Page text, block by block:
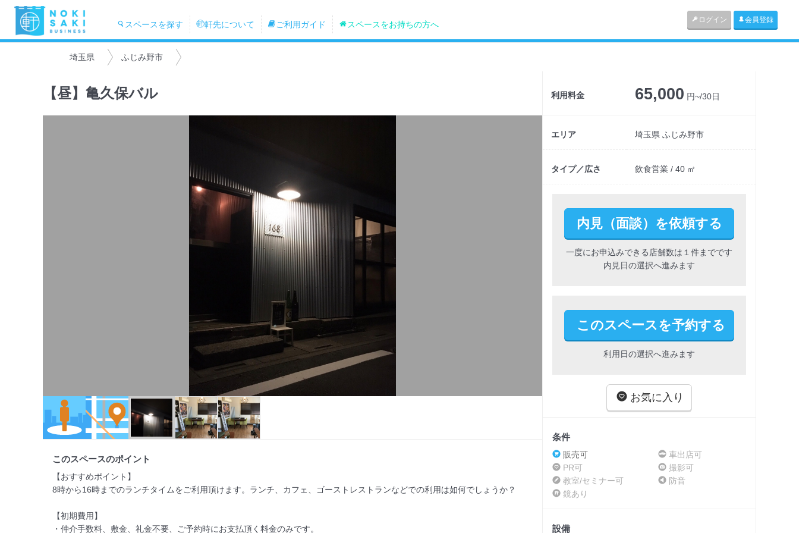
スペースを探す 軒先について ご利用ガイド スペースをお持ちの方へ ログイン 会員登録
埼玉県 ふじみ野市
【昼】亀久保バル 利用料金 65,000 円~/30日
エリア 埼玉県 ふじみ野市
タイプ／広さ 飲食営業 / 40 ㎡
内見（面談）を依頼する
一度にお申込みできる店舗数は１件までです
内見日の選択へ進みます
このスペースを予約する
利用日の選択へ進みます
お気に入り
条件
販売可
車出店可
PR可
撮影可
教室/セミナー可
防音
鏡あり
設備
このスペースのポイント
【おすすめポイント】
8時から16時までのランチタイムをご利用頂けます。ランチ、カフェ、ゴーストレストランなどでの利用は如何でしょうか？
【初期費用】
・仲介手数料、敷金、礼金不要、ご予約時にお支払頂く料金のみです。